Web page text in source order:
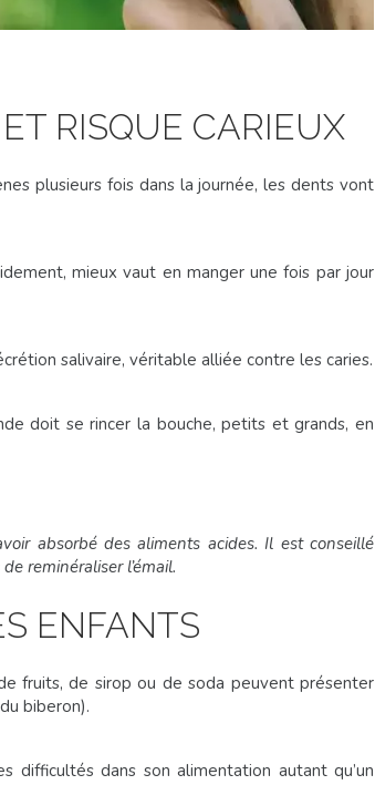
RISQUE CARIEUX
plusieurs fois dans la journée, les dents vont
mieux vaut en manger une fois par jour
salivaire, véritable alliée contre les caries.
doit se rincer la bouche, petits et grands, en
absorbé des aliments acides. Il est conseillé
reminéraliser l’émail.
ENFANTS
fruits, de sirop ou de soda peuvent présenter
biberon).
difficultés dans son alimentation autant qu’un